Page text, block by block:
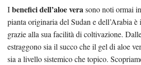
Ibenefici dell’aloe verasono noti ormai
pianta originaria del Sudan e dell’Arabia
grazie alla sua facilità di coltivazione.
estraggono sia il succo che il gel di aloe
sia a livello sistemico che topico.